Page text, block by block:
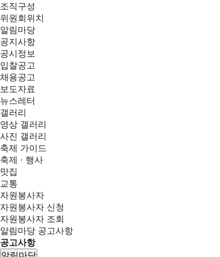
조직구성
위원회위치
알림마당
공지사항
공시정보
입찰공고
채용공고
보도자료
뉴스레터
갤러리
영상 갤러리
사진 갤러리
축제 가이드
축제 · 행사
맛집
교통
자원봉사자
자원봉사자 신청
자원봉사자 조회
알림마당 공고사항
공고사항